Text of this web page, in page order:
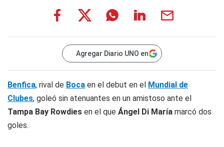
Agregar Diario UNO en
Benfica, rival de Boca en el debut en el Mundial de
Clubes, goleó sin atenuantes en un amistoso ante el
Tampa Bay Rowdies en el que Ángel Di María marcó dos
goles.